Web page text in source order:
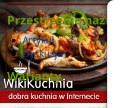
Przestrzenie nazw
Artykuł
Dyskusja
Warianty